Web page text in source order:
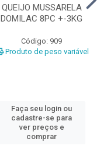
QUEIJO MUSSARELA
DOMILAC 8PC +-3KG
Código: 909
Produto de peso variável
Faça seu login ou
cadastre-se para
ver preços e
comprar